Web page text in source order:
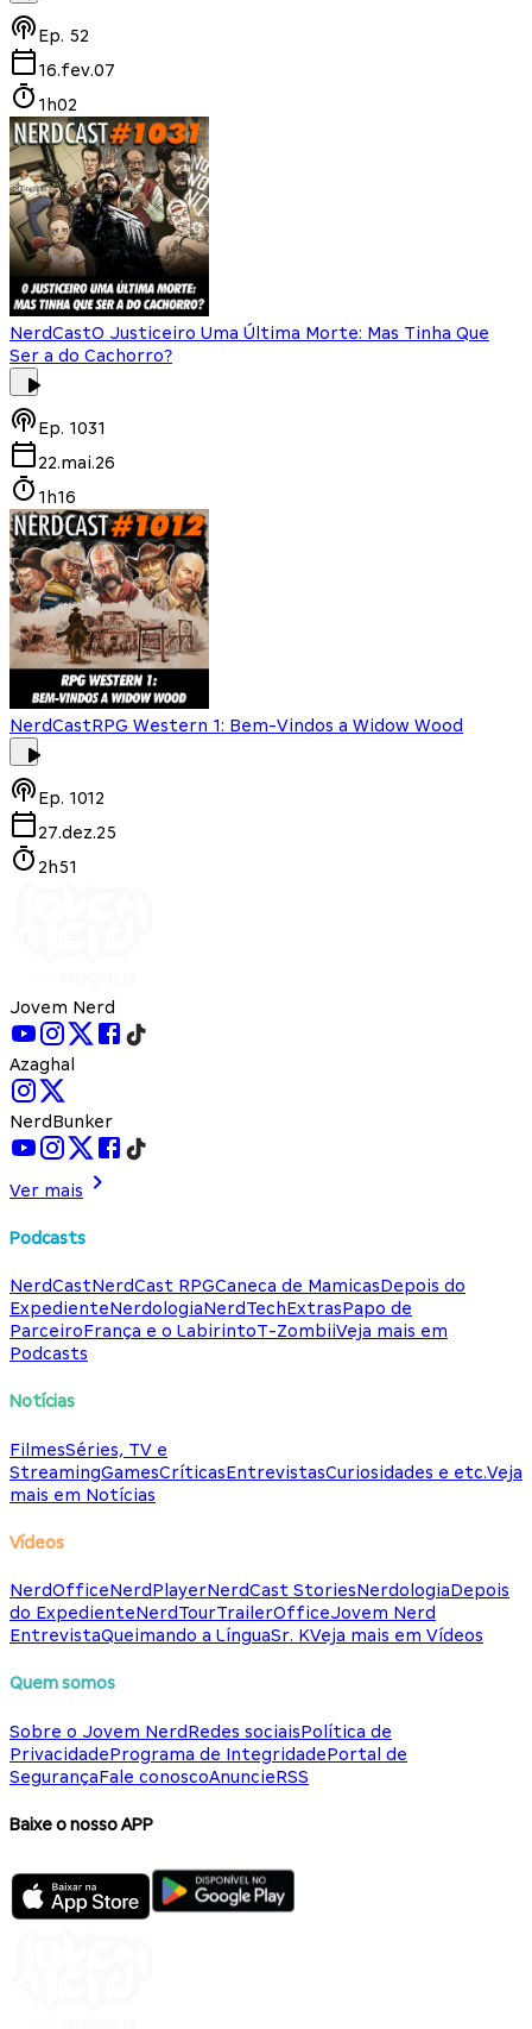
Ep. 52
16.fev.07
1h02
NerdCastO Justiceiro Uma Última Morte: Mas Tinha Que
Ser a do Cachorro?
Ep. 1031
22.mai.26
1h16
NerdCastRPG Western 1: Bem-Vindos a Widow Wood
Ep. 1012
27.dez.25
2h51
Jovem Nerd
Azaghal
NerdBunker
Ver mais
Podcasts
NerdCastNerdCast RPGCaneca de MamicasDepois do
ExpedienteNerdologiaNerdTechExtrasPapo de
ParceiroFrança e o LabirintoT-ZombiiVeja mais em
Podcasts
Notícias
FilmesSéries, TV e
StreamingGamesCríticasEntrevistasCuriosidades e etc.Veja
mais em Notícias
Vídeos
NerdOfficeNerdPlayerNerdCast StoriesNerdologiaDepois
do ExpedienteNerdTourTrailerOfficeJovem Nerd
EntrevistaQueimando a LínguaSr. KVeja mais em Vídeos
Quem somos
Sobre o Jovem NerdRedes sociaisPolítica de
PrivacidadePrograma de IntegridadePortal de
SegurançaFale conoscoAnuncieRSS
Baixe o nosso APP